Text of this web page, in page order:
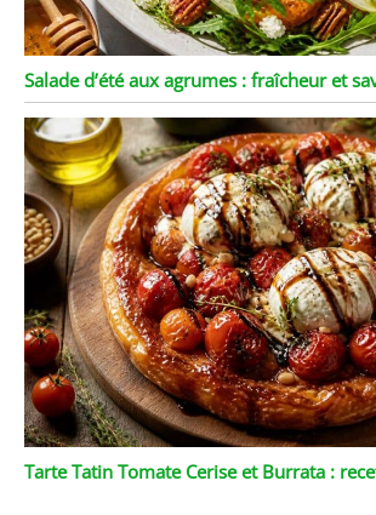
Salade d’été aux agrumes : fraîcheur et
Tarte Tatin Tomate Cerise et Burrata :